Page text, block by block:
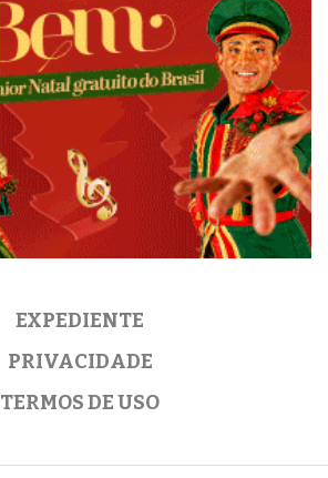
EXPEDIENTE
PRIVACIDADE
TERMOS DE USO